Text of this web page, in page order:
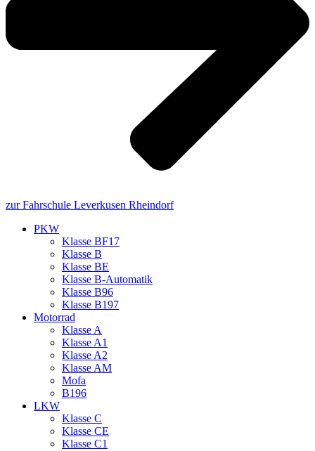
zur Fahrschule Leverkusen Rheindorf
PKW
Klasse BF17
Klasse B
Klasse BE
Klasse B‑Automatik
Klasse B96
Klasse B197
Motorrad
Klasse A
Klasse A1
Klasse A2
Klasse AM
Mofa
B196
LKW
Klasse C
Klasse CE
Klasse C1